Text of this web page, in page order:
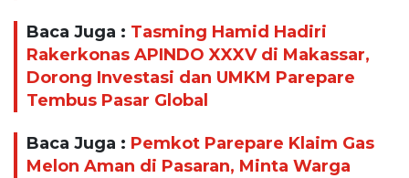
Baca Juga : Tasming Hamid Hadiri
Rakerkonas APINDO XXXV di Makassar,
Dorong Investasi dan UMKM Parepare
Tembus Pasar Global
Baca Juga : Pemkot Parepare Klaim Gas
Melon Aman di Pasaran, Minta Warga